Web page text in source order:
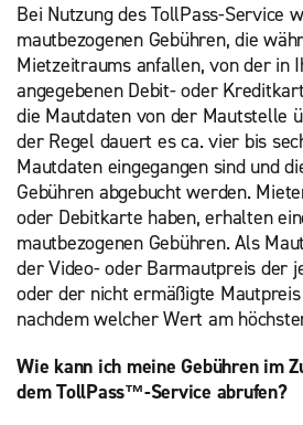
Bei Nutzung des TollPass-Service
mautbezogenen Gebühren, die
Mietzeitraums anfallen, von der in
angegebenen Debit- oder
die Mautdaten von der Mautstelle
der Regel dauert es ca. vier bis
Mautdaten eingegangen sind und
Gebühren abgebucht werden.
oder Debitkarte haben, erhalten
mautbezogenen Gebühren. Als
der Video- oder Barmautpreis der
oder der nicht ermäßigte
nachdem welcher Wert am
Wie kann ich meine Gebühren im
dem TollPass™-Service abrufen?